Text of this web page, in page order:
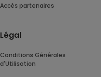
Accès partenaires
Légal
Conditions Générales
d'Utilisation